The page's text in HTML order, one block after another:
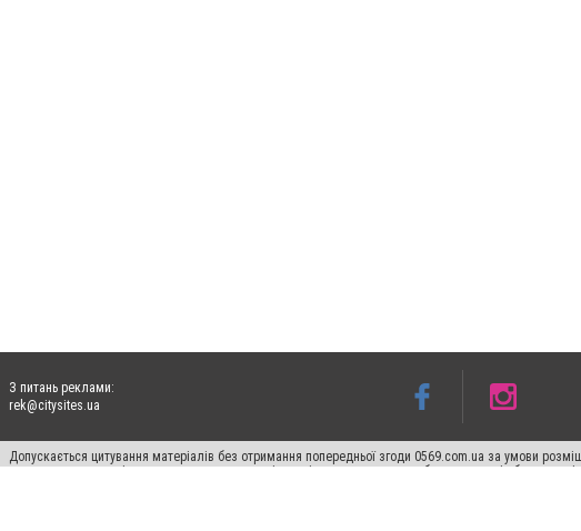
З питань реклами:
rek@citysites.ua
Допускається цитування матеріалів без отримання попередньої згоди 0569.com.ua за умови
пошукових систем гіперпосилання на цитовані статті не нижче другого абзацу в тексті або в